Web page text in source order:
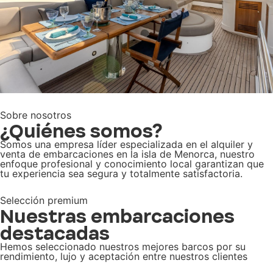
Sobre nosotros
¿Quiénes somos?
Somos una empresa líder especializada en el alquiler y
venta de embarcaciones en la isla de Menorca, nuestro
enfoque profesional y conocimiento local garantizan que
tu experiencia sea segura y totalmente satisfactoria.
Selección premium
Nuestras embarcaciones
destacadas
Hemos seleccionado nuestros mejores barcos por su
rendimiento, lujo y aceptación entre nuestros clientes